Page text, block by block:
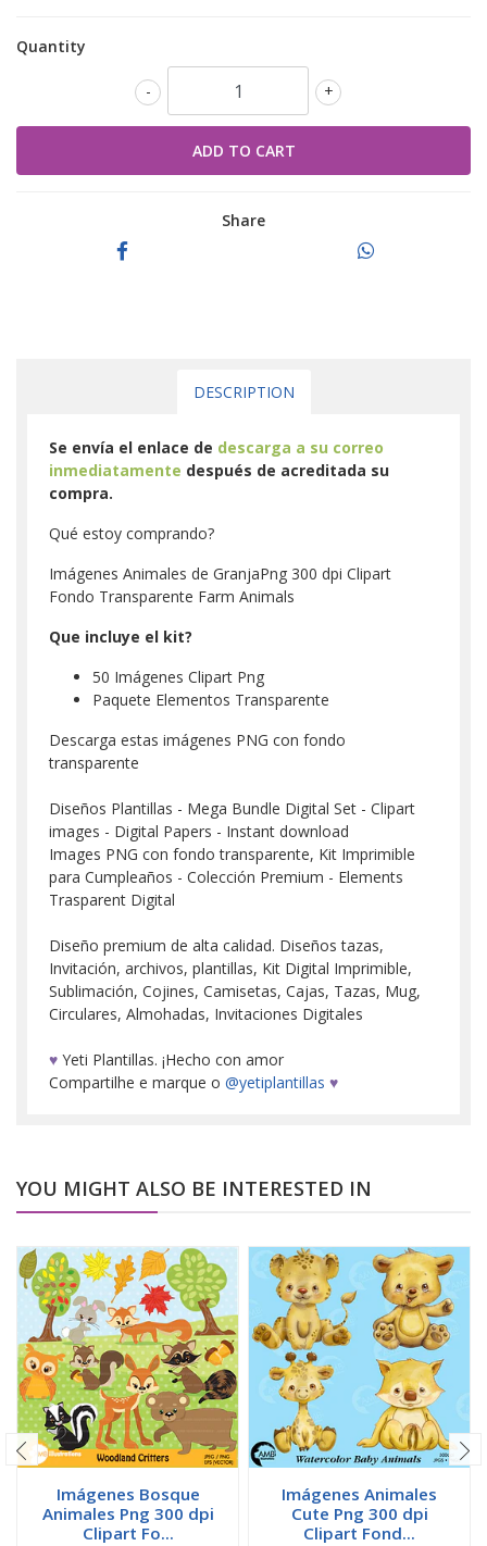
Quantity
+
-
Share
DESCRIPTION
Se envía el enlace de descarga a su correo
inmediatamente después de acreditada su
compra.
Qué estoy comprando?
Imágenes Animales de GranjaPng 300 dpi Clipart
Fondo Transparente Farm Animals
Que incluye el kit?
50 Imágenes Clipart Png
Paquete Elementos Transparente
Descarga estas imágenes PNG con fondo
transparente
Diseños Plantillas - Mega Bundle Digital Set - Clipart
images - Digital Papers - Instant download
Images PNG con fondo transparente, Kit Imprimible
para Cumpleaños - Colección Premium - Elements
Trasparent Digital
Diseño premium de alta calidad. Diseños tazas,
Invitación, archivos, plantillas, Kit Digital Imprimible,
Sublimación, Cojines, Camisetas, Cajas, Tazas, Mug,
Circulares, Almohadas, Invitaciones Digitales
♥ Yeti Plantillas. ¡Hecho con amor
Compartilhe e marque o @yetiplantillas ♥
YOU MIGHT ALSO BE INTERESTED IN
Imágenes Bosque
Animales Png 300 dpi
Clipart Fo...
Imágenes Animales
Cute Png 300 dpi
Clipart Fond...